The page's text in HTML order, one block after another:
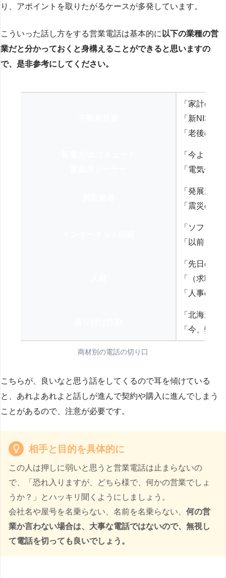
り、アポイントを取りたがるケースが多発しています。
こういった話し方をする営業電話は基本的に 以下の業種の営
業だと分かっておくと身構えることができると思いますの
で、是非参考にしてください。
「家計の見
「新NISA
「老後の
「今より
「電気代を
「発展途
「震災の
「ソフト
「以前、
「先日の
「（求職
「人事の方
「北海道
「今、弊
商材別の電話の切り口
こちらが、良いなと思う話をしてくるので耳を傾けている
と、あれよあれよと話しが進んで契約や購入に進んでしまう
ことがあるので、注意が必要です。
相手と目的を具体的に
この人は押しに弱いと思うと営業電話は止まらないの
で、「恐れ入りますが、どちら様で、何かの営業でしょ
うか？」とハッキリ聞くようにしましょう。
会社名や屋号を名乗らない、名前を名乗らない、 何の営
業か言わない場合は、大事な電話ではないので、無視し
て電話を切っても良いでしょう。